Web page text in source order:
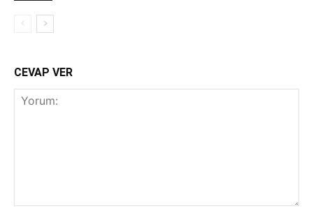
CEVAP VER